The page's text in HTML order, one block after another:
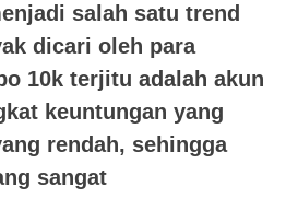
salah satu trend
dicari oleh para
10k terjitu adalah akun
keuntungan yang
rendah, sehingga
sangat